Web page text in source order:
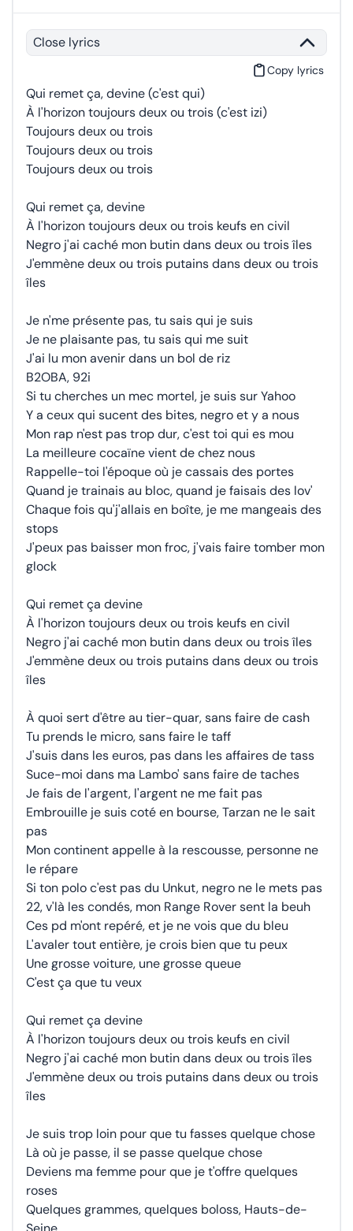
Close lyrics
Copy lyrics
Qui remet ça, devine (c'est qui)
À l'horizon toujours deux ou trois (c'est izi)
Toujours deux ou trois
Toujours deux ou trois
Toujours deux ou trois
Qui remet ça, devine
À l'horizon toujours deux ou trois keufs en civil
Negro j'ai caché mon butin dans deux ou trois îles
J'emmène deux ou trois putains dans deux ou trois
îles
Je n'me présente pas, tu sais qui je suis
Je ne plaisante pas, tu sais qui me suit
J'ai lu mon avenir dans un bol de riz
B2OBA, 92i
Si tu cherches un mec mortel, je suis sur Yahoo
Y a ceux qui sucent des bites, negro et y a nous
Mon rap n'est pas trop dur, c'est toi qui es mou
La meilleure cocaïne vient de chez nous
Rappelle-toi l'époque où je cassais des portes
Quand je trainais au bloc, quand je faisais des lov'
Chaque fois qu'j'allais en boîte, je me mangeais des
stops
J'peux pas baisser mon froc, j'vais faire tomber mon
glock
Qui remet ça devine
À l'horizon toujours deux ou trois keufs en civil
Negro j'ai caché mon butin dans deux ou trois îles
J'emmène deux ou trois putains dans deux ou trois
îles
À quoi sert d'être au tier-quar, sans faire de cash
Tu prends le micro, sans faire le taff
J'suis dans les euros, pas dans les affaires de tass
Suce-moi dans ma Lambo' sans faire de taches
Je fais de l'argent, l'argent ne me fait pas
Embrouille je suis coté en bourse, Tarzan ne le sait
pas
Mon continent appelle à la rescousse, personne ne
le répare
Si ton polo c'est pas du Unkut, negro ne le mets pas
22, v'là les condés, mon Range Rover sent la beuh
Ces pd m'ont repéré, et je ne vois que du bleu
L'avaler tout entière, je crois bien que tu peux
Une grosse voiture, une grosse queue
C'est ça que tu veux
Qui remet ça devine
À l'horizon toujours deux ou trois keufs en civil
Negro j'ai caché mon butin dans deux ou trois îles
J'emmène deux ou trois putains dans deux ou trois
îles
Je suis trop loin pour que tu fasses quelque chose
Là où je passe, il se passe quelque chose
Deviens ma femme pour que je t'offre quelques
roses
Quelques grammes, quelques boloss, Hauts-de-